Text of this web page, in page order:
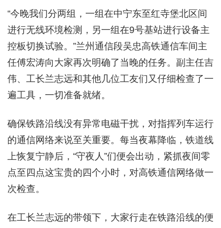
“今晚我们分两组，一组在中宁东至红寺堡北区间
进行无线环境检测，另一组在9号基站进行设备主
控板切换试验。”兰州通信段吴忠高铁通信车间主
任傅宏涛向大家再次明确了当晚的任务。副主任吉
伟、工长兰志远和其他几位工友们又仔细检查了一
遍工具，一切准备就绪。
确保铁路沿线没有异常电磁干扰，对指挥列车运行
的通信网络来说至关重要。每当夜幕降临，铁道线
上恢复宁静后，“守夜人”们便会出动，紧抓夜间零
点至四点这宝贵的四个小时，对高铁通信网络做一
次检查。
在工长兰志远的带领下，大家行走在铁路沿线的便